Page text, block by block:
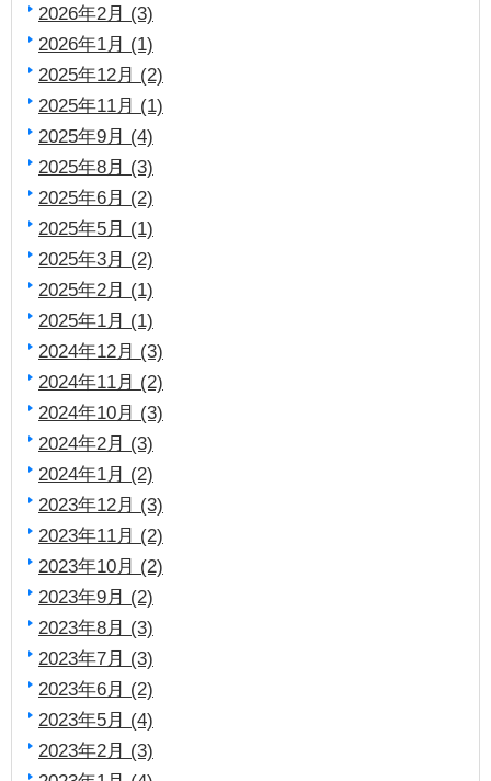
2026年2月 (3)
2026年1月 (1)
2025年12月 (2)
2025年11月 (1)
2025年9月 (4)
2025年8月 (3)
2025年6月 (2)
2025年5月 (1)
2025年3月 (2)
2025年2月 (1)
2025年1月 (1)
2024年12月 (3)
2024年11月 (2)
2024年10月 (3)
2024年2月 (3)
2024年1月 (2)
2023年12月 (3)
2023年11月 (2)
2023年10月 (2)
2023年9月 (2)
2023年8月 (3)
2023年7月 (3)
2023年6月 (2)
2023年5月 (4)
2023年2月 (3)